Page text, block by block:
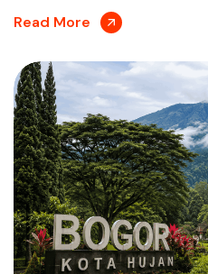
Read More